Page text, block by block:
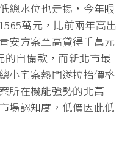
總水位也走揚，今年眼
萬元，比前兩年高出
安方案至高貸得千萬元
的自備款，而新北市最
小宅案熱門遂拉抬價格
所在機能強勢的北萬
場認知度，低價因此低